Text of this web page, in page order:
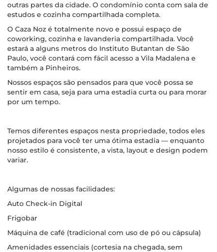
outras partes da cidade. O condomínio conta com sala de
estudos e cozinha compartilhada completa.
O Caza Noz é totalmente novo e possui espaço de
coworking, cozinha e lavanderia compartilhada. Você
estará a alguns metros do Instituto Butantan de São
Paulo, você contará com fácil acesso a Vila Madalena e
também a Pinheiros.
Nossos espaços são pensados para que você possa se
sentir em casa, seja para uma estadia curta ou para morar
por um tempo.
Temos diferentes espaços nesta propriedade, todos eles
projetados para você ter uma ótima estadia — enquanto
nosso estilo é consistente, a vista, layout e design podem
variar.
Algumas de nossas facilidades:
Auto Check-in Digital
Frigobar
Máquina de café (tradicional com uso de pó ou cápsula)
Amenidades essenciais (cortesia na chegada, sem